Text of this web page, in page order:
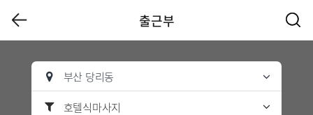
출근부
부산 당리동
호텔식마사지